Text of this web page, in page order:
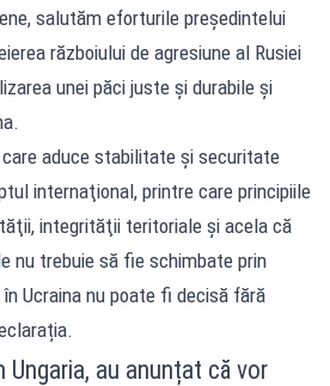
salutăm eforturile preşedintelui
războiului de agresiune al Rusiei
unei păci juste şi durabile şi
aduce stabilitate şi securitate
internaţional, printre care principiile
integrităţii teritoriale şi acela că
nu trebuie să fie schimbate prin
Ucraina nu poate fi decisă fără
Ungaria, au anunțat că vor